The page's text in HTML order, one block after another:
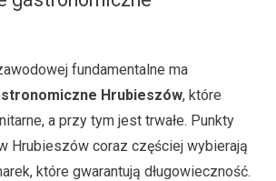
fundamentalne ma
Hrubieszów, które
a przy tym jest trwałe. Punkty
Hrubieszów coraz częściej wybierają
które gwarantują długowieczność.